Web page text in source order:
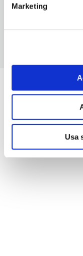
Marketing
Usa
ingresso gratuito